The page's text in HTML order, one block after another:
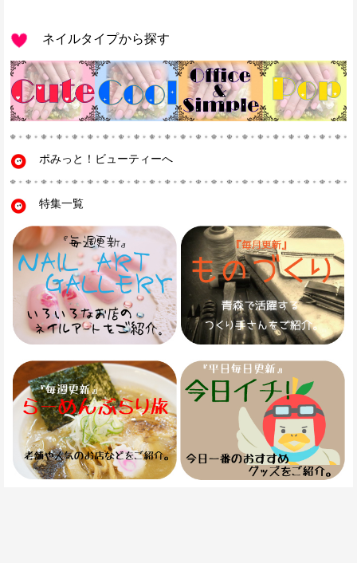
ネイルタイプから探す
ポみっと！ビューティーへ
特集一覧